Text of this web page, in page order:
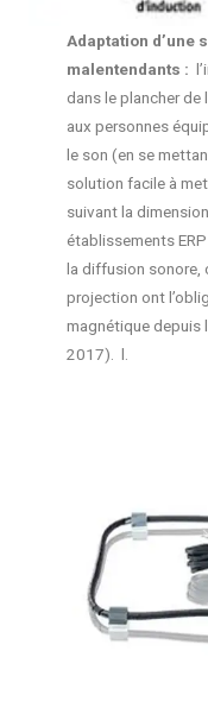
Adaptation d’une
malentendants :
dans le plancher de
aux personnes
le son (en se
solution facile à
suivant la
établissements
la diffusion sonore,
projection ont
magnétique depuis
2017). l.